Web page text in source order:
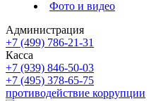
Фото и видео
Администрация
+7 (499) 786-21-31
Касса
+7 (939) 846-50-03
+7 (495) 378-65-75
противодействие коррупции